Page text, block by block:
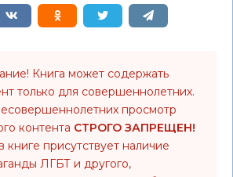
Книга может содержать
только для совершеннолетних.
просмотр
контента СТРОГО ЗАПРЕЩЕН!
книге присутствует наличие
ЛГБТ и другого,